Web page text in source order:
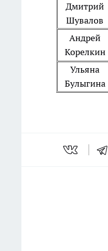
Дмитрий
Шувалов
Андрей
Корелкин
Ульяна
Булыгина